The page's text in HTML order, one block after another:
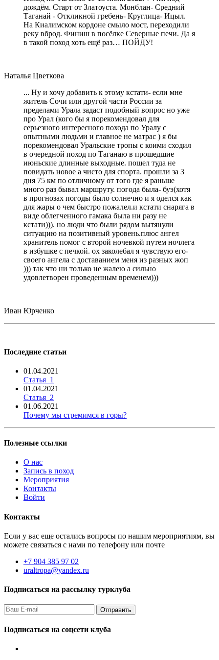
дождём. Старт от Златоуста. Монблан- Средний
Таганай - Откликной гребень- Круглица- Ицыл.
На Киалимском кордоне смыло мост, переходили
реку вброд. Финиш в посёлке Северные печи. Да я
в такой поход хоть ещё раз… ПОЙДУ!
Наталья Цветкова
... Ну и хочу добавить к этому кстати- если мне
житель Сочи или другой части России за
пределами Урала задаст подобный вопрос но уже
про Урал (кого бы я порекомендовал для
серьезного интересного похода по Уралу с
опытными людьми и главное не матрас ) я бы
порекомендовал Уральские тропы с коими сходил
в очередной поход по Таганаю в прошедшие
июньские длинные выходные. пошел туда не
повидать новое а чисто для спорта. прошли за 3
дня 75 км по отличному от того где я раньше
много раз бывал маршруту. погода была- буэ(хотя
в прогнозах погоды было солнечно и я оделся как
для жары о чем быстро пожалел.и кстати снаряга в
виде облегченного гамака была ни разу не
кстати))). но люди что были рядом вытянули
ситуацию на позитивный уровень.плюс ангел
хранитель помог с второй ночевкой путем ночлега
в избушке с печкой. ох заколебал я чувствую его-
своего ангела с доставанием меня из разных жоп
))) так что ни только не жалею а сильно
удовлетворен проведенным временем)))
Иван Юрченко
Последние статьи
01.04.2021
Статья_1
01.04.2021
Статья_2
01.06.2021
Почему мы стремимся в горы?
Полезные ссылки
О нас
Запись в поход
Мероприятия
Контакты
Войти
Контакты
Если у вас еще остались вопросы по нашим мероприятиям, вы
можете связаться с нами по телефону или почте
+7 904 385 97 02
uraltropa@yandex.ru
Подписаться на рассылку турклуба
Подписаться на соцсети клуба